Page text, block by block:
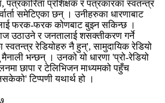
पत्रकारिता प्रशिक्षक र पत्रकारका स्वतन्त्र
समेटिएका छन् । उनीहरुका धारणाबाट
फरक-फरक कोणबाट बुझ्न सकिन्छ ।
उठाउने र जनतालाई शसक्तीकरण गर्ने
स्वतन्त्र रेडियोहरु नै हुन्', सामुदायिक रेडियो
भन्छन् । उनको यो धारणा 'प्रो-रेडियो
छापा र टेलिभिजन माध्यमको पहुँच
टिप्पणी यथार्थ हो ।